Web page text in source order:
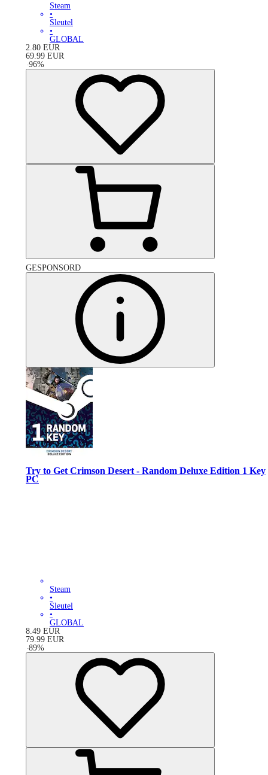
Steam
•
Sleutel
•
GLOBAL
2.80 EUR
69.99 EUR
-96%
GESPONSORD
Try to Get Crimson Desert - Random Deluxe Edition 1 Key
PC
Steam
•
Sleutel
•
GLOBAL
8.49 EUR
79.99 EUR
-89%